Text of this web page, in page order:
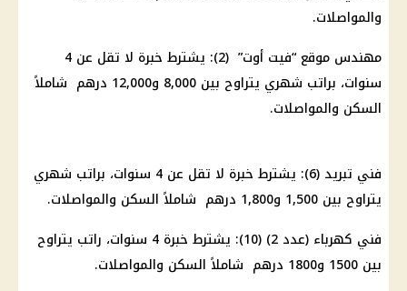
والمواصلات.
مهندس موقع “فيت أوت” (2): يشترط خبرة لا تقل عن 4
سنوات، براتب شهري يتراوح بين 8,000 و12,000 درهم شاملاً
السكن والمواصلات.
فني تبريد (6): يشترط خبرة لا تقل عن 4 سنوات، براتب شهري
يتراوح بين 1,500 و1,800 درهم شاملاً السكن والمواصلات.
فني كهرباء (عدد 2) (10): يشترط خبرة 4 سنوات، راتب يتراوح
بين 1500 و1800 درهم شاملاً السكن والمواصلات.